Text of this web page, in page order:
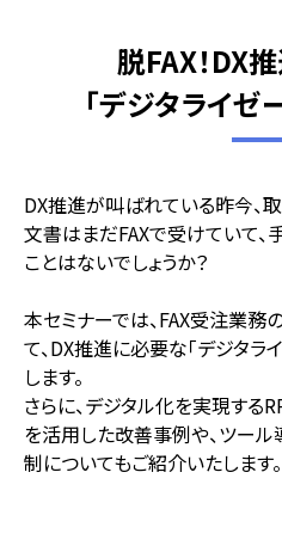
脱FAX！DX
「デジタライゼ
DX推進が叫ばれている昨今、
文書はまだFAXで受けていて、
ことはないでしょうか？
本セミナーでは、FAX受注業務
て、DX推進に必要な「デジタラ
します。
さらに、デジタル化を実現する
を活用した改善事例や、ツー
制についてもご紹介いたします。